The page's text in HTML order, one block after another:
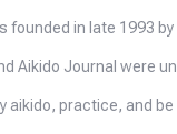
founded in late 1993
Aikido Journal were
aikido, practice, and be